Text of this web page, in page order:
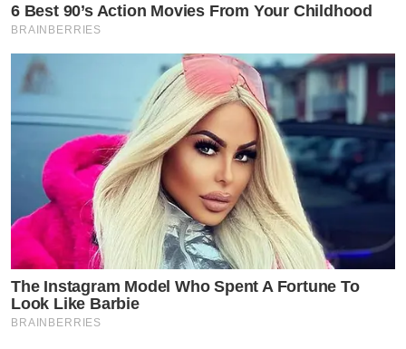
6 Best 90’s Action Movies From Your Childhood
BRAINBERRIES
The Instagram Model Who Spent A Fortune To
Look Like Barbie
BRAINBERRIES